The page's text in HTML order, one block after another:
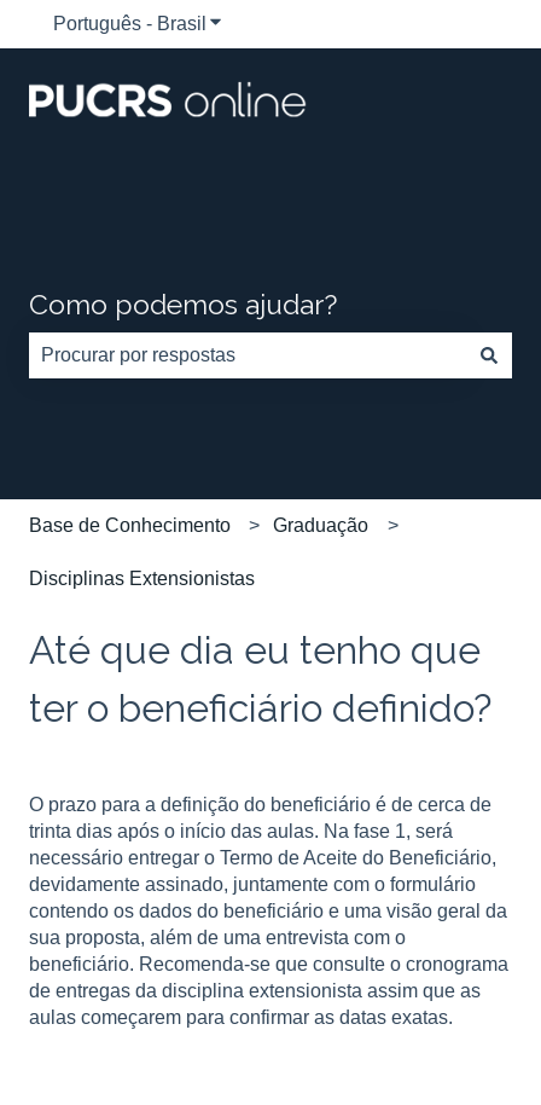
Português - Brasil Mostrar submenu para traduções
Como podemos ajudar?
Base de Conhecimento Graduação
Disciplinas Extensionistas
Até que dia eu tenho que
ter o beneficiário definido?
O prazo para a definição do beneficiário é de cerca de
trinta dias após o início das aulas. Na fase 1, será
necessário entregar o Termo de Aceite do Beneficiário,
devidamente assinado, juntamente com o formulário
contendo os dados do beneficiário e uma visão geral da
sua proposta, além de uma entrevista com o
beneficiário. Recomenda-se que consulte o cronograma
de entregas da disciplina extensionista assim que as
aulas começarem para confirmar as datas exatas.